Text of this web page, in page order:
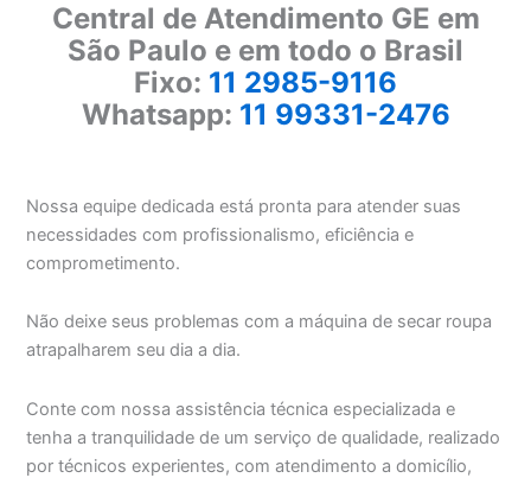
Central de Atendimento GE em
São Paulo e em todo o Brasil
Fixo: 11 2985-9116
Whatsapp: 11 99331-2476
Nossa equipe dedicada está pronta para atender suas
necessidades com profissionalismo, eficiência e
comprometimento.
Não deixe seus problemas com a máquina de secar roupa
atrapalharem seu dia a dia.
Conte com nossa assistência técnica especializada e
tenha a tranquilidade de um serviço de qualidade, realizado
por técnicos experientes, com atendimento a domicílio,